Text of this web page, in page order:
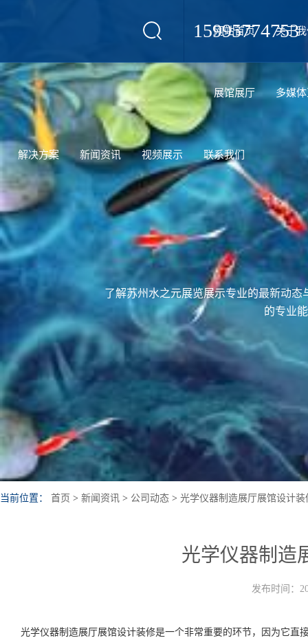
15995774753
网站首页 关于
展馆展厅 多媒
解决方案 新闻资讯 视频展示 联系我们
了解苏州水之元展览展示专业的最新动
的专业
当前位置： 首页 > 新闻资讯 > 公司动态 > 光学仪器制造展厅展馆设计装
光学仪器制造
发布时间：
光学仪器制造展厅展馆设计装修是一个非常重要的环节，因为它